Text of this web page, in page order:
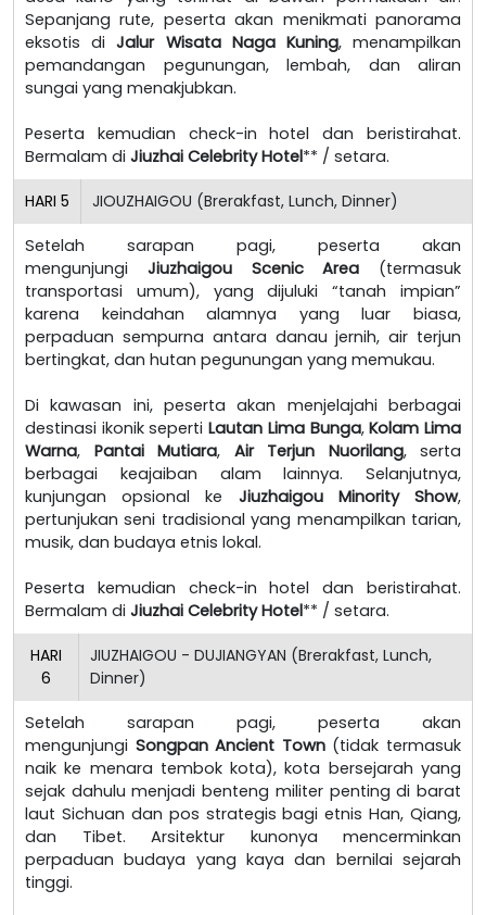
Sepanjang rute, peserta akan menikmati panorama
eksotis diJalur Wisata Naga Kuning, menampilkan
pemandangan pegunungan, lembah, dan aliran
sungai yang menakjubkan.
Peserta kemudian check-in hotel dan beristirahat.
Bermalam di Jiuzhai Celebrity Hotel** / setara.
HARI 5 JIOUZHAIGOU (Brerakfast, Lunch, Dinner)
Setelah sarapan pagi, peserta akan
mengunjungi Jiuzhaigou Scenic Area (termasuk
transportasi umum), yang dijuluki “tanah impian”
karena keindahan alamnya yang luar biasa,
perpaduan sempurna antara danau jernih, air terjun
bertingkat, dan hutan pegunungan yang memukau.
Di kawasan ini, peserta akan menjelajahi berbagai
destinasi ikonik sepertiLautan Lima Bunga,Kolam Lima
Warna, Pantai Mutiara, Air Terjun Nuorilang, serta
berbagai keajaiban alam lainnya. Selanjutnya,
kunjungan opsional ke Jiuzhaigou Minority Show,
pertunjukan seni tradisional yang menampilkan tarian,
musik, dan budaya etnis lokal.
Peserta kemudian check-in hotel dan beristirahat.
Bermalam di Jiuzhai Celebrity Hotel** / setara.
HARI
6
JIUZHAIGOU - DUJIANGYAN (Brerakfast, Lunch,
Dinner)
Setelah sarapan pagi, peserta akan
mengunjungi Songpan Ancient Town(tidak termasuk
naik ke menara tembok kota), kota bersejarah yang
sejak dahulu menjadi benteng militer penting di barat
laut Sichuan dan pos strategis bagi etnis Han, Qiang,
dan Tibet. Arsitektur kunonya mencerminkan
perpaduan budaya yang kaya dan bernilai sejarah
tinggi.